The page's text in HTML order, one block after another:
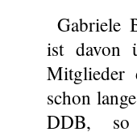
Gabriele
ist davon
Mitglieder
schon
DDB, so